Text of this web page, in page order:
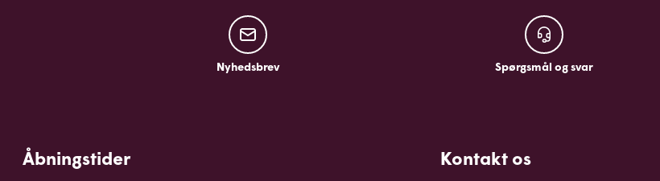
Nyhedsbrev
Nyhedsbrev
Spørgsmål og svar
Spørgsmål og svar
Åbningstider Kontakt os